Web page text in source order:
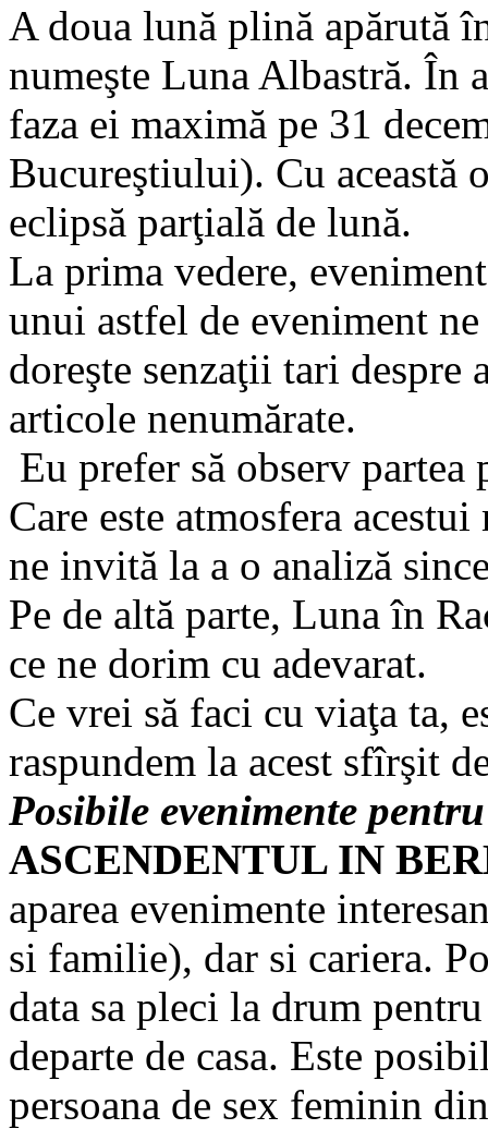
A doua lună plină apărută
numeşte Luna Albastră. În
faza ei maximă pe 31
Bucureştiului). Cu această
eclipsă parţială de lună.
La prima vedere,
unui astfel de eveniment
doreşte senzaţii tari despre
articole nenumărate.
Eu prefer să observ
Care este atmosfera
ne invită la a o analiză
Pe de altă parte, Luna în
ce ne dorim cu adevarat.
Ce vrei să faci cu viaţa ta,
raspundem la acest sfîrşit
Posibile evenimente
ASCENDENTUL IN
aparea evenimente
si familie), dar si cariera.
data sa pleci la drum
departe de casa. Este
persoana de sex feminin